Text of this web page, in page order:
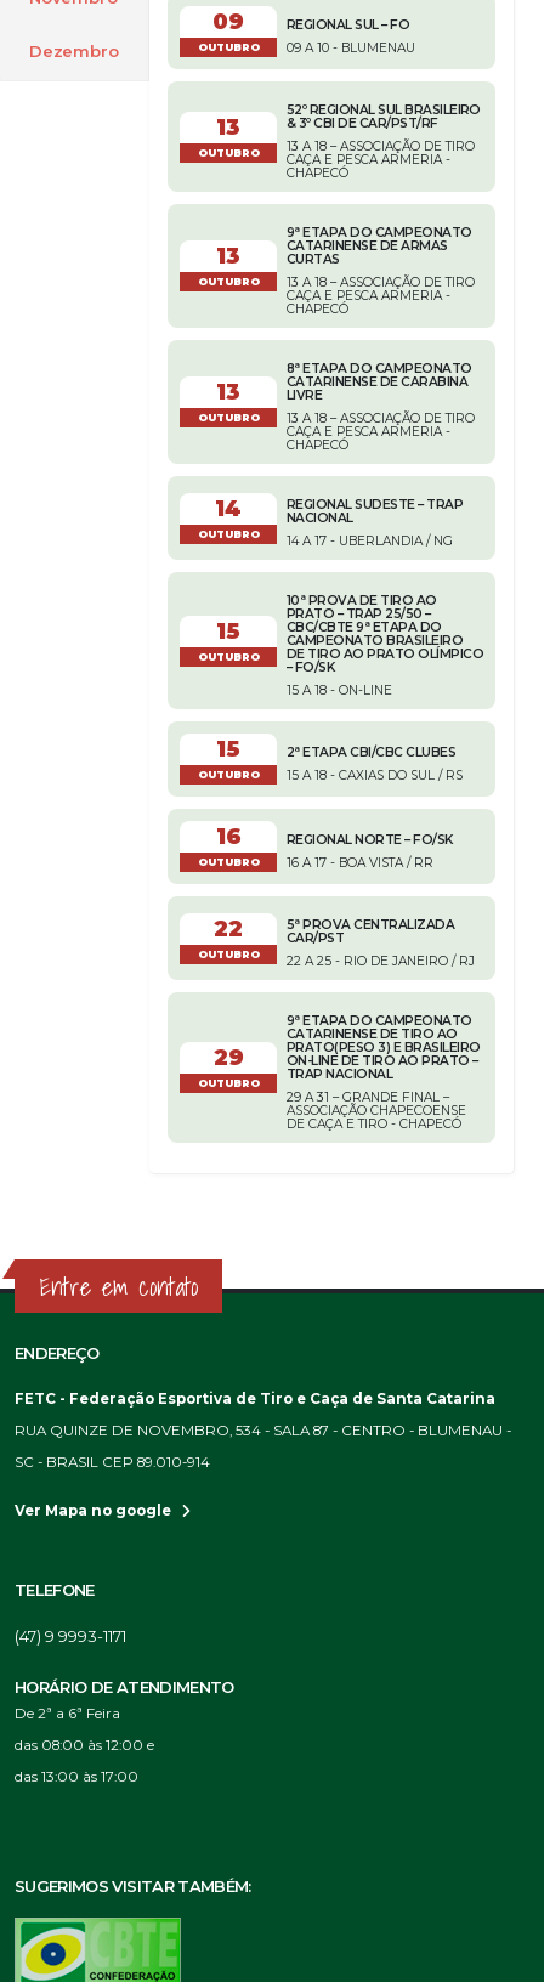
Dezembro
09
OUTUBRO
REGIONAL SUL – FO
09 A 10 - BLUMENAU
13
OUTUBRO
52º REGIONAL SUL BRASILEIRO
& 3º CBI DE CAR/PST/RF
13 A 18 – ASSOCIAÇÃO DE TIRO
CAÇA E PESCA ARMERIA -
CHAPECÓ
13
OUTUBRO
9ª ETAPA DO CAMPEONATO
CATARINENSE DE ARMAS
CURTAS
13 A 18 – ASSOCIAÇÃO DE TIRO
CAÇA E PESCA ARMERIA -
CHAPECÓ
13
OUTUBRO
8ª ETAPA DO CAMPEONATO
CATARINENSE DE CARABINA
LIVRE
13 A 18 – ASSOCIAÇÃO DE TIRO
CAÇA E PESCA ARMERIA -
CHAPECÓ
14
OUTUBRO
REGIONAL SUDESTE – TRAP
NACIONAL
14 A 17 - UBERLANDIA / NG
15
OUTUBRO
10ª PROVA DE TIRO AO
PRATO – TRAP 25/50 –
CBC/CBTE 9ª ETAPA DO
CAMPEONATO BRASILEIRO
DE TIRO AO PRATO OLÍMPICO
– FO/SK
15 A 18 - ON-LINE
15
OUTUBRO
2ª ETAPA CBI/CBC CLUBES
15 A 18 - CAXIAS DO SUL / RS
16
OUTUBRO
REGIONAL NORTE – FO/SK
16 A 17 - BOA VISTA / RR
22
OUTUBRO
5ª PROVA CENTRALIZADA
CAR/PST
22 A 25 - RIO DE JANEIRO / RJ
29
OUTUBRO
9ª ETAPA DO CAMPEONATO
CATARINENSE DE TIRO AO
PRATO(PESO 3) E BRASILEIRO
ON-LINE DE TIRO AO PRATO –
TRAP NACIONAL
29 A 31 – GRANDE FINAL –
ASSOCIAÇÃO CHAPECOENSE
DE CAÇA E TIRO - CHAPECÓ
Entre em contato
ENDEREÇO
FETC - Federação Esportiva de Tiro e Caça de Santa Catarina
RUA QUINZE DE NOVEMBRO, 534 - SALA 87 - CENTRO - BLUMENAU -
SC - BRASIL CEP 89.010-914
Ver Mapa no google
TELEFONE
(47) 9 9993-1171
HORÁRIO DE ATENDIMENTO
De 2ª a 6ª Feira
das 08:00 às 12:00 e
das 13:00 às 17:00
SUGERIMOS VISITAR TAMBÉM: